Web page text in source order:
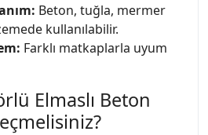
Beton, tuğla, mermer
kullanılabilir.
Farklı matkaplarla uyum
Elmaslı Beton